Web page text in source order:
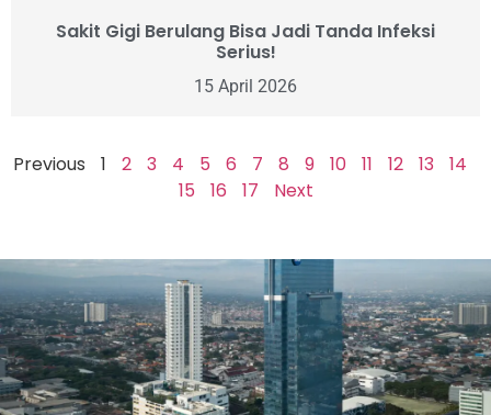
Sakit Gigi Berulang Bisa Jadi Tanda Infeksi
Serius!
15 April 2026
Previous 1 2 3 4 5 6 7 8 9 10 11 12 13
14
15
16 17 Next